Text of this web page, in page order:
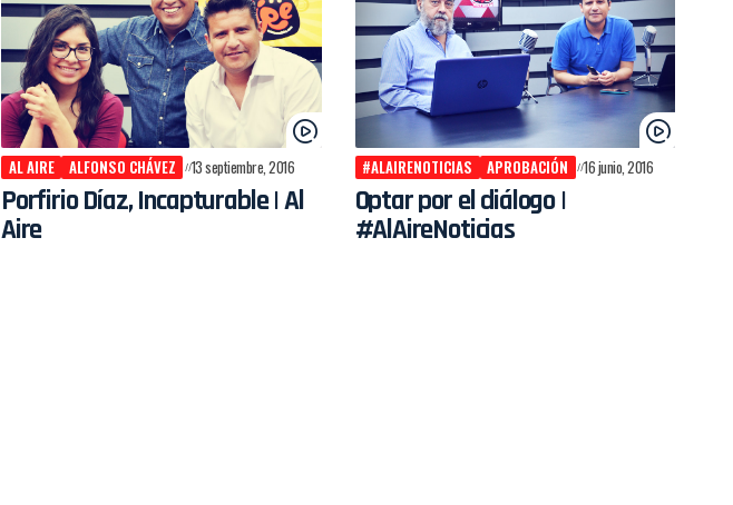
AL AIRE ALFONSO CHÁVEZ 13 septiembre, 2016
Porfirio Díaz, Incapturable | Al
Aire
#ALAIRENOTICIAS APROBACIÓN 16 junio, 2016
Optar por el diálogo |
#AlAireNoticias